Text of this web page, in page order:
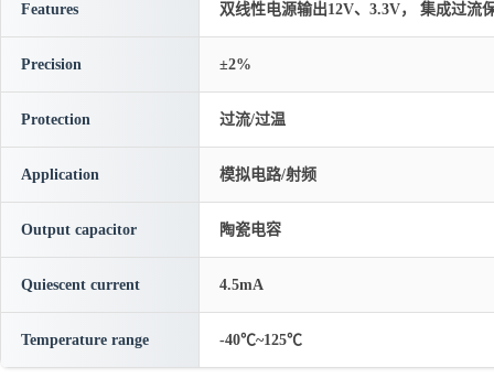
Features 双线性电源输出12V、3.3V， 集成过流
Precision ±2%
Protection 过流/过温
Application 模拟电路/射频
Output capacitor 陶瓷电容
Quiescent current 4.5mA
Temperature range -40℃~125℃